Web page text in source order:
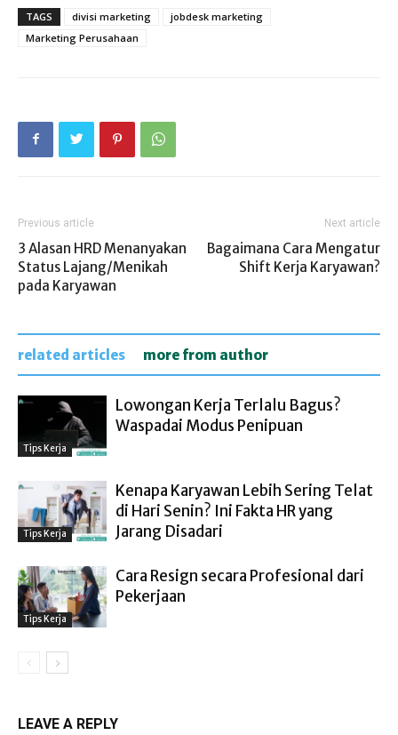
TAGS divisi marketing
jobdesk marketing
Marketing Perusahaan
Previous article
3 Alasan HRD Menanyakan
Status Lajang/Menikah
pada Karyawan
Next article
Bagaimana Cara Mengatur
Shift Kerja Karyawan?
related articles more from author
Tips Kerja
Lowongan Kerja Terlalu Bagus?
Waspadai Modus Penipuan
Tips Kerja
Kenapa Karyawan Lebih Sering Telat
di Hari Senin? Ini Fakta HR yang
Jarang Disadari
Tips Kerja
Cara Resign secara Profesional dari
Pekerjaan
LEAVE A REPLY